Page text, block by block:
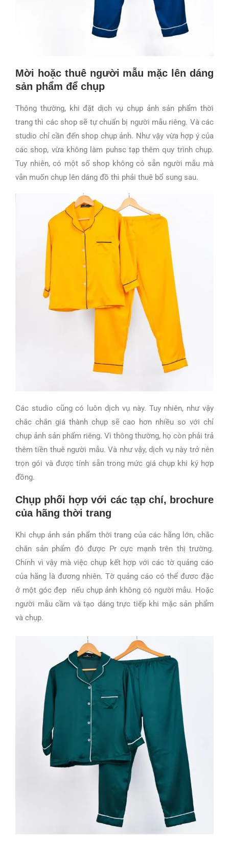
Mời hoặc thuê người mẫu mặc lên dáng
sản phẩm để chụp
Thông thường, khi đặt dịch vụ chụp ảnh sản phẩm thời
trang thì các shop sẽ tự chuẩn bị người mẫu riêng. Và các
studio chỉ cần đến shop chụp ảnh. Như vậy vừa hợp ý của
các shop, vừa không làm puhsc tạp thêm quy trình chụp.
Tuy nhiên, có một số shop không có sẵn người mẫu mà
vẫn muốn chụp lên dáng đồ thì phải thuê bổ sung sau.
Các studio cũng có luôn dịch vụ này. Tuy nhiên, như vậy
chắc chắn giá thành chụp sẽ cao hơn nhiều so với chỉ
chụp ảnh sản phẩm riêng. Vì thông thường, họ còn phải trả
thêm tiền thuê người mẫu. Và như vậy, dịch vụ này trở nên
trọn gói và được tính sẵn trong mức giá chụp khi ký hợp
đồng.
Chụp phối hợp với các tạp chí, brochure
của hãng thời trang
Khi chụp ảnh sản phẩm thời trang của các hãng lớn, chắc
chắn sản phẩm đó được Pr cực mạnh trên thị trường.
Chính vì vậy mà việc chụp kết hợp với các tờ quảng cáo
của hãng là đương nhiên. Tờ quảng cáo có thể đươc đặc
ở một góc đẹp nếu chụp ảnh không có người mẫu. Hoặc
người mẫu cầm và tạo dáng trực tiếp khi mặc sản phẩm
và chụp.